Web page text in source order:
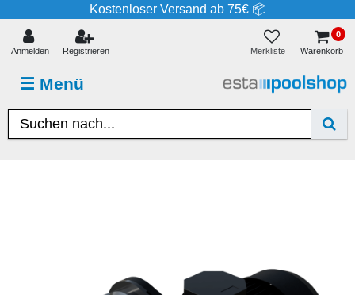
Kostenloser Versand ab 75€ 📦
☰ Menü
Anmelden Registrieren Merkliste
0
Warenkorb